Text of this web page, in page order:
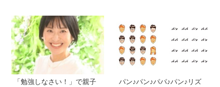
教育チャンネルなど、家庭
で使うポイントとは？
「勉強しなさい！」で親子
パン♪パン♪パパ♪パン♪リズ